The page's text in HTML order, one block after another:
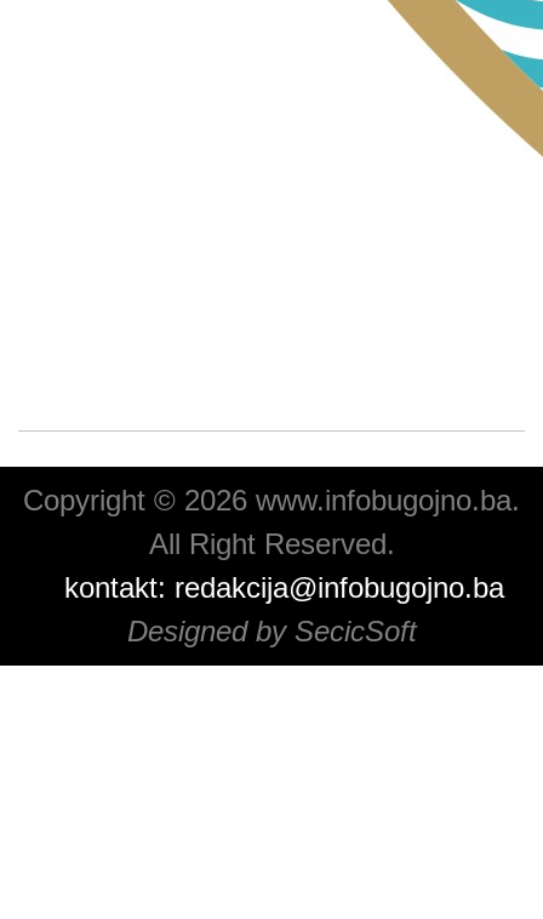
Copyright © 2026 www.infobugojno.ba.
All Right Reserved.
kontakt: redakcija@infobugojno.ba
Designed by SecicSoft